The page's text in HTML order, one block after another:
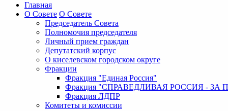
Главная
О Совете О Совете
Председатель Совета
Полномочия председателя
Личный прием граждан
Депутатский корпус
О киселевском городском округе
Фракции
Фракция "Единая Россия"
Фракция "СПРАВЕДЛИВАЯ РОССИЯ - ЗА
Фракция ЛДПР
Комитеты и комиссии